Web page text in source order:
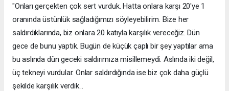
"Onları gerçekten çok sert vurduk. Hatta onlara karşı 20'ye 1
oranında üstünlük sağladığımızı söyleyebilirim. Bize her
saldırdıklarında, biz onlara 20 katıyla karşılık vereceğiz. Dün
gece de bunu yaptık. Bugün de küçük çaplı bir şey yaptılar ama
bu aslında dün geceki saldırımıza misillemeydi. Aslında iki değil,
üç tekneyi vurdular. Onlar saldırdığında ise biz çok daha güçlü
şekilde karşılık verdik...